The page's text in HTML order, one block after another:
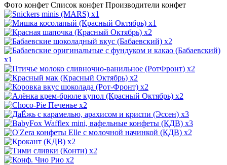
Фото конфет Список конфет Производители конфет
x1
x1
x2
x2
x1
x2
x2
x2
x2
x2
x3
x3
x2
x2
x2
x2